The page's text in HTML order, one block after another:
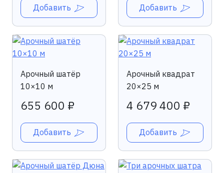
Добавить Добавить
Арочный шатёр
10×10 м
655 600 ₽
Добавить
Арочный квадрат
20×25 м
4 679 400 ₽
Добавить